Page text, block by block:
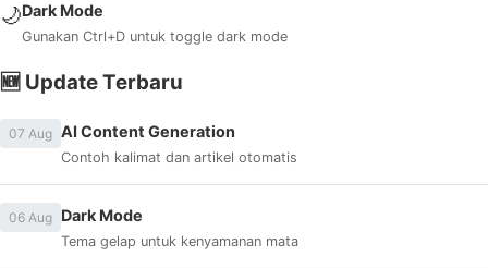
🌙Dark Mode
Gunakan Ctrl+D untuk toggle dark mode
🆕 Update Terbaru
07 Aug AI Content Generation
Contoh kalimat dan artikel otomatis
06 Aug Dark Mode
Tema gelap untuk kenyamanan mata